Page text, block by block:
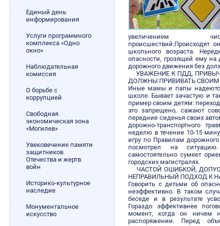
Единый день
информирования
Услуги программного
комплекса «Одно
окно»
Наблюдательная
комиссия
О борьбе с
коррупцией
Свободная
экономическая зона
«Могилев»
Увековечение памяти
защитников
Отечества и жертв
войн
Историко-культурное
наследие
Монументальное
искусство
увеличением
происшествий.Происходят
школьного возраста.
опасности, грозящей ему на
дорожного движения без
УВАЖЕНИЕ К ПДД,
ДОЛЖНЫ ПРИВИВАТЬ
Иные мамы и папы
школе. Бывает зачастую и
пример своим детям:
это запрещено, сажают
передние сиденья своих
дорожно-транспортного
неделю в течение 10-15
игру по Правилам
посмотрел на
самостоятельно сумеет
городских магистралях.
ЧАСТОЙ ОШИБКОЙ,
НЕПРАВИЛЬНЫЙ ПОДХОД К
Говорить с детьми об
неэффективно. В таком
беседе и в результате
Гораздо эффективнее
момент, когда он ничем
распоряжении. Перед